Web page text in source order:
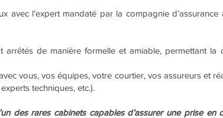
avec l’expert mandaté par la compagnie
arrêtés de manière formelle et amiable, permettant
vous, vos équipes, votre courtier, vos assureurs et
techniques, etc.).
des rares cabinets capables d’assurer une prise